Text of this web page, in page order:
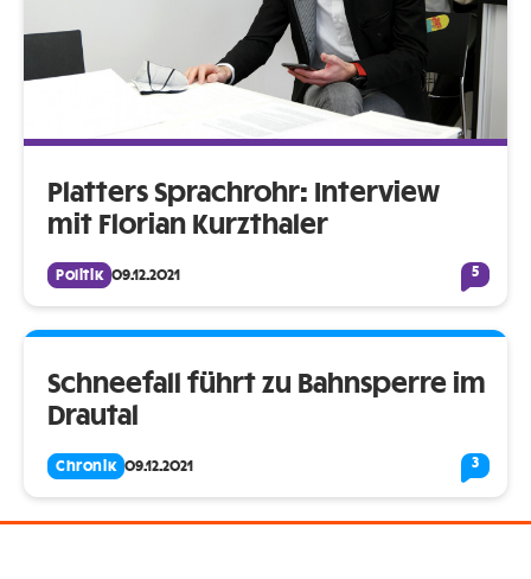
Platters Sprachrohr: Interview
mit Florian Kurzthaler
Politik 09.12.2021 5
Schneefall führt zu Bahnsperre im
Drautal
Chronik 09.12.2021 3